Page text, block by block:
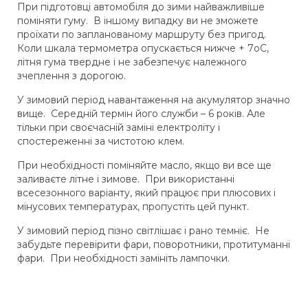
При підготовці автомобіля до зими найважливіше
поміняти гуму. В іншому випадку ви не зможете
проїхати по запланованому маршруту без пригод.
Коли шкала термометра опускається нижче + 7оС,
літня гума твердне і не забезпечує належного
зчеплення з дорогою.
У зимовий період навантаження на акумулятор значно
вище. Середній термін його служби – 6 років. Але
тільки при своєчасній заміні електроліту і
спостереженні за чистотою клем.
При необхідності поміняйте масло, якщо ви все ще
заливаєте літне і зимове. При використанні
всесезонного варіанту, який працює при плюсових і
мінусових температурах, пропустіть цей пункт.
У зимовий період пізно світлішає і рано темніє. Не
забудьте перевірити фари, поворотники, протитуманні
фари. При необхідності замініть лампочки.